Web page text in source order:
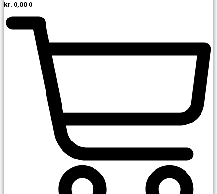
kr. 0,00 0